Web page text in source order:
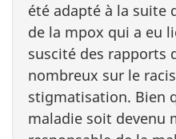
été adapté à la suite
de la mpox qui a eu
suscité des rapports
nombreux sur le
stigmatisation. Bien
maladie soit devenu